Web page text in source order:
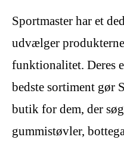
Sportmaster har et
udvælger
funktionalitet. Deres
bedste sortiment gør
butik for dem, der
gummistøvler,